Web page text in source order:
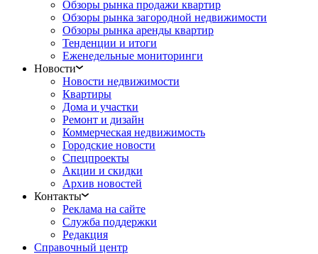
Обзоры рынка продажи квартир
Обзоры рынка загородной недвижимости
Обзоры рынка аренды квартир
Тенденции и итоги
Еженедельные мониторинги
Новости
Новости недвижимости
Квартиры
Дома и участки
Ремонт и дизайн
Коммерческая недвижимость
Городские новости
Спецпроекты
Акции и скидки
Архив новостей
Контакты
Реклама на сайте
Служба поддержки
Редакция
Справочный центр